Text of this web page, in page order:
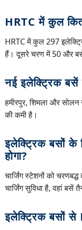
HRTC में कुल
HRTC में कुल 297
हैं। दूसरे चरण में 50 और
नई इलेक्ट्रिक बसें
हमीरपुर, शिमला और सोलन
की कमी है।
इलेक्ट्रिक बसों के
होगा?
चार्जिंग स्टेशनों को
चार्जिंग सुविधा है, वहां बसें
इलेक्ट्रिक बसों से